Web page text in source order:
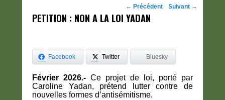
Navigation
des
← Précédent Suivant →
PETITION : NON A LA LOI YADAN
Facebook Twitter Bluesky
Février 2026.- Ce projet de loi, porté par
Caroline Yadan, prétend lutter contre de
nouvelles formes d’antisémitisme.